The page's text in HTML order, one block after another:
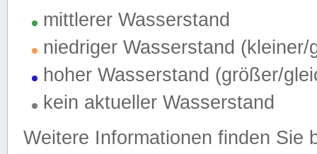
mittlerer Wasserstand
niedriger Wasserstand (kleiner/
hoher Wasserstand (größer/
kein aktueller Wasserstand
Weitere Informationen finden Sie